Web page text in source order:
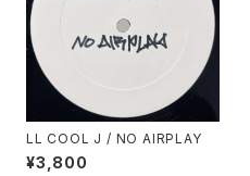
LL COOL J / NO AIRPLAY
¥3,800